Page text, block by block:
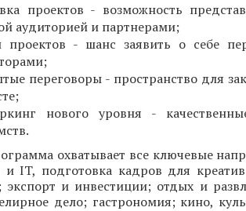
проектов - возможность
аудиторией и партнерами;
проектов - шанс заявить о себе
переговоры - пространство для
нового уровня -
охватывает все ключевые
и IT, подготовка кадров для
экспорт и инвестиции; отдых и
дело; гастрономия; кино,